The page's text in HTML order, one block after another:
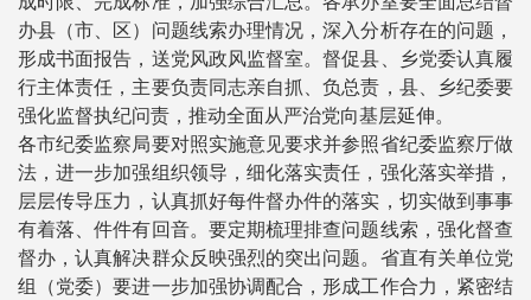
办县（市、区）问题线索办理情况，深入分析存在的问题，
形成书面报告，送党风政风监督室。督促县、乡党委认真履
行主体责任，主要负责同志亲自抓、负总责，县、乡纪委要
强化监督执纪问责，推动全面从严治党向基层延伸。
各市纪委监察局要对照实施意见要求并参照省纪委监察厅做
法，进一步加强组织领导，细化落实责任，强化落实举措，
层层传导压力，认真抓好每件督办件的落实，切实做到事事
有着落、件件有回音。要定期梳理排查问题线索，强化督查
督办，认真解决群众反映强烈的突出问题。省直有关单位党
组（党委）要进一步加强协调配合，形成工作合力，紧密结